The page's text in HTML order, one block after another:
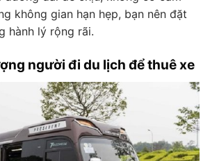
không gian hạn hẹp, bạn nên đặt
hành lý rộng rãi.
người đi du lịch để thuê xe